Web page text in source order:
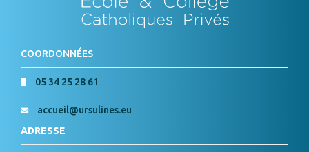
COORDONNÉES
05 34 25 28 61
accueil@ursulines.eu
ADRESSE